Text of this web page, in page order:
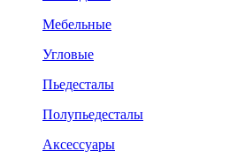
Мебельные
Угловые
Пьедесталы
Полупьедесталы
Аксессуары